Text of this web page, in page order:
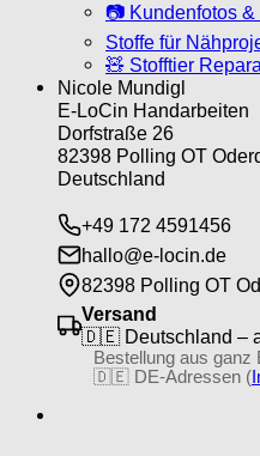
📷 Kundenfotos
Stoffe für
🧸 Stofftier
Nicole Mundigl
E-LoCin Handarbeiten
Dorfstraße 26
82398 Polling OT
Deutschland
+49 172 4591456
hallo@e-locin.de
82398 Polling OT
Versand
🇩🇪 Deutschland –
Bestellung aus ganz
🇩🇪 DE-Adressen (